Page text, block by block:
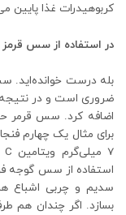
کربوهیدرات غذا پایین
در استفاده از سس
بله درست خوانده‌اید.
ضروری است و در نتیجه
برای مثال یک چهارم
استفاده از سس گوجه
سدیم و چربی اشباع
بسازد. اگر چندان هم